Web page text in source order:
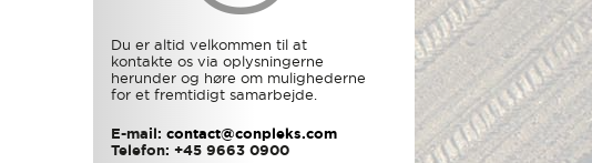
Du er altid velkommen til at
kontakte os via oplysningerne
herunder og høre om mulighederne
for et fremtidigt samarbejde.
E-mail: contact@conpleks.com
Telefon: +45 9663 0900